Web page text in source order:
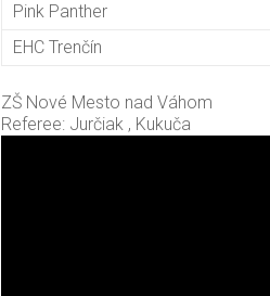
Pink Panther
EHC Trenčín
ZŠ Nové Mesto nad Váhom
Referee: Jurčiak , Kukuča